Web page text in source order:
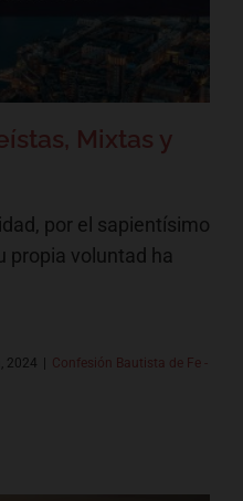
Mixtas y
por el sapientísimo
propia voluntad ha
2024
Confesión Bautista de Fe -